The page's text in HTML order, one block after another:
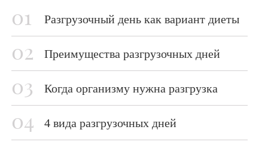
Разгрузочный день как вариант диеты
Преимущества разгрузочных дней
Когда организму нужна разгрузка
4 вида разгрузочных дней